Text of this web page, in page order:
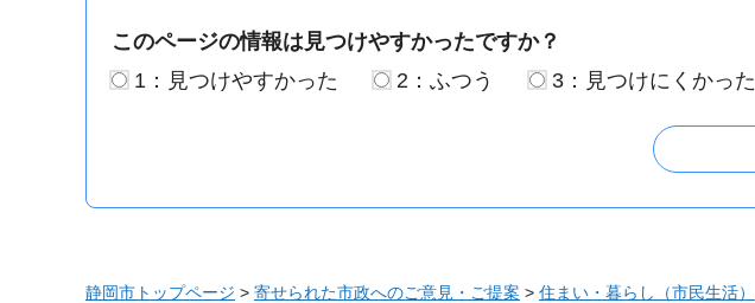
このページの情報は見つけやすかったですか？
1：見つけやすかった
2：ふつう 3：見つけにくかった
静岡市トップページ > 寄せられた市政へのご意見・ご提案 > 住まい・暮らし（市民生活）